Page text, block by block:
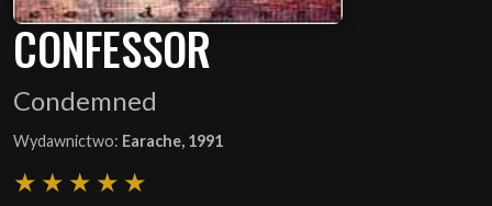
CONFESSOR
Condemned
Wydawnictwo: Earache, 1991